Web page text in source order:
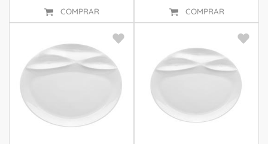
COMPRAR COMPRAR